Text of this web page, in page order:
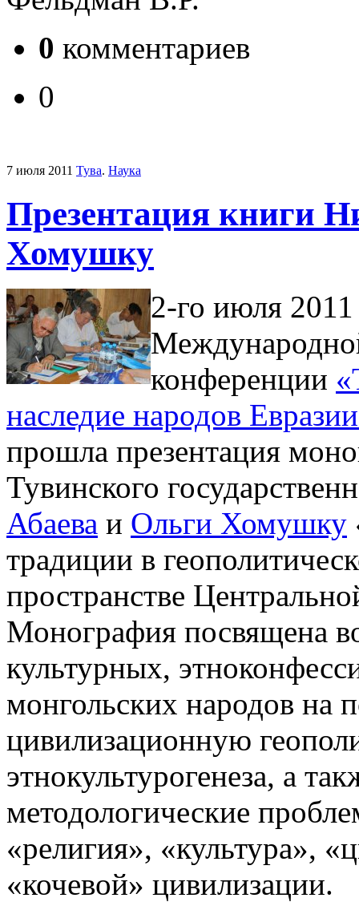
0 комментариев
0
7 июля 2011 Тува. Наука
Презентация книги
Хомушку
2-го июля 2011
конференции
наследие народов
прошла презентация
Тувинского
Абаева и Ольги Хомушку
традиции в
пространстве
Монография посвящена
культурных,
монгольских народов на
цивилизационную
этнокультурогенеза, а
методологические
«религия», «культура»,
«кочевой» цивилизации.